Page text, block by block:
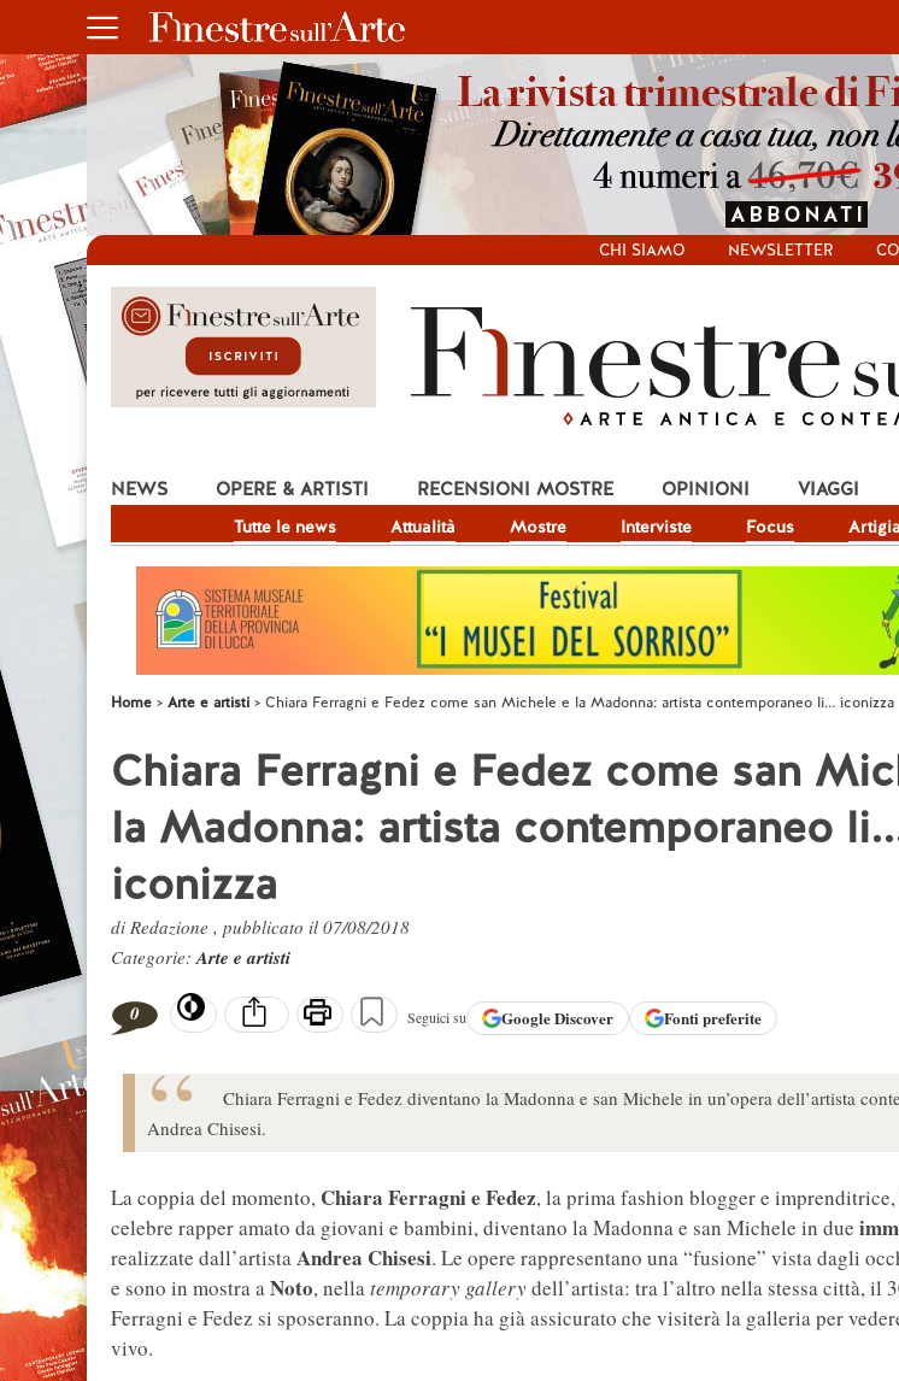
CHI SIAMO NEWSLETTER
NEWS
Tutte le news Attualità Mostre Interviste Focus
OPERE & ARTISTI RECENSIONI MOSTRE OPINIONI VIAGGI
Home Arte e artisti Chiara Ferragni e Fedez come san Michele e la Madonna: artista contemporaneo li... iconizza
Chiara Ferragni e Fedez come san
la Madonna: artista contemporaneo
iconizza
di Redazione , pubblicato il 07/08/2018
Categorie:Arte e artisti
0 Seguici su GoogleDiscover Fonti preferite
Chiara Ferragni e Fedez diventano la Madonna e san Michele in un’opera dell’artista
Andrea Chisesi.
La coppia del momento, Chiara Ferragni e Fedez, la prima fashion blogger e
celebre rapper amato da giovani e bambini, diventano la Madonna e san Michele in due
realizzate dall’artistaAndrea Chisesi. Le opere rappresentano una “fusione” vista dagli
e sono in mostra aNoto, nellatemporary gallerydell’artista: tra l’altro nella stessa città, il
Ferragni e Fedez si sposeranno. La coppia ha già assicurato che visiterà la galleria per
vivo.